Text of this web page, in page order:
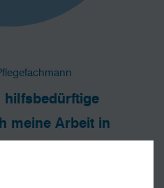
hilfsbedürftige
meine Arbeit in